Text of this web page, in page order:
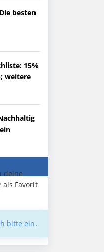
besten
15%
weitere
deine
als Favorit
bitte ein.